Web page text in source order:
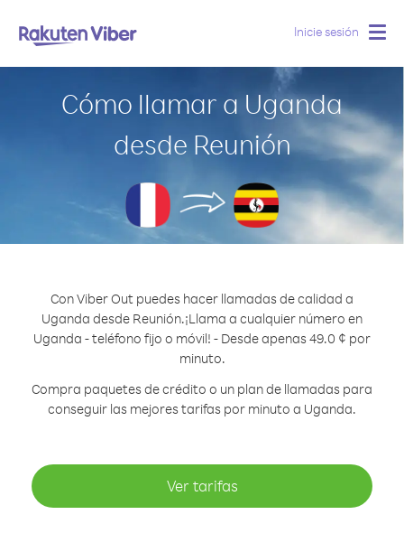
Inicie sesión
Cómo llamar a Uganda
desde Reunión
Con Viber Out puedes hacer llamadas de calidad a
Uganda desde Reunión.¡Llama a cualquier número en
Uganda - teléfono fijo o móvil! - Desde apenas 49.0 ¢ por
minuto.
Compra paquetes de crédito o un plan de llamadas para
conseguir las mejores tarifas por minuto a Uganda.
Ver tarifas